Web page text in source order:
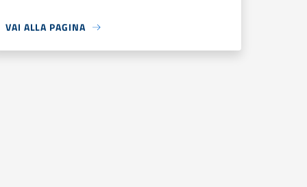
VAI ALLA PAGINA